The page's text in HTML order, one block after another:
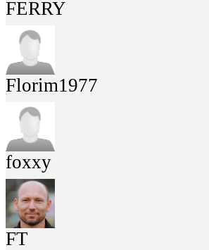
FERRY
Florim1977
foxxy
FT